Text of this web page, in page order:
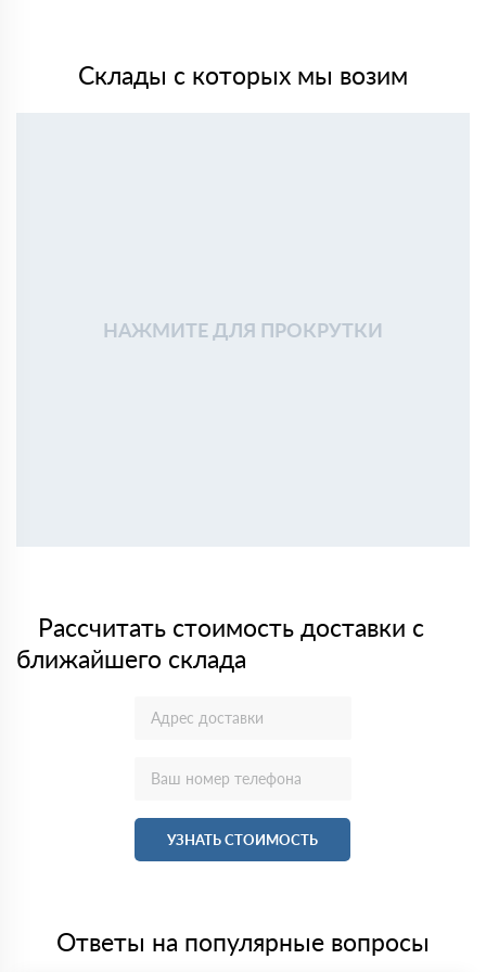
Склады с которых мы возим
НАЖМИТЕ ДЛЯ ПРОКРУТКИ
Рассчитать стоимость доставки с
ближайшего склада
УЗНАТЬ СТОИМОСТЬ
Ответы на популярные вопросы